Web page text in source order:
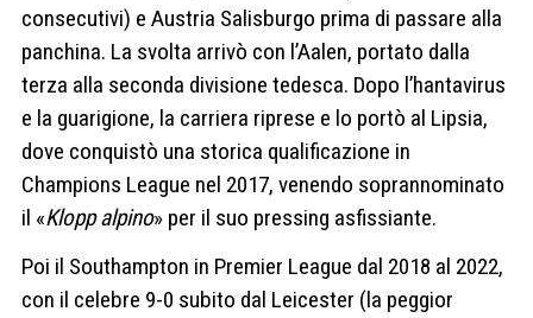
consecutivi) e Austria Salisburgo prima di passare alla
panchina. La svolta arrivò con l’Aalen, portato dalla
terza alla seconda divisione tedesca. Dopo l’hantavirus
e la guarigione, la carriera riprese e lo portò al Lipsia,
dove conquistò una storica qualificazione in
Champions League nel 2017, venendo soprannominato
il «Klopp alpino» per il suo pressing asfissiante.
Poi il Southampton in Premier League dal 2018 al 2022,
con il celebre 9-0 subito dal Leicester (la peggior